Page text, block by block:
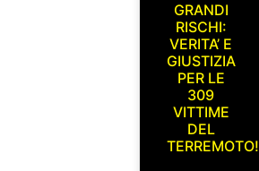
GRANDI
RISCHI:
VERITA’ E
GIUSTIZIA
PER LE
309
VITTIME
DEL
TERREMOTO!